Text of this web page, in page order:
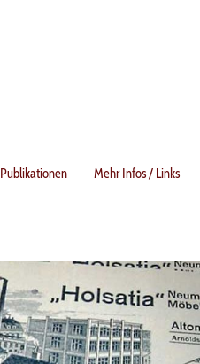
Publikationen Mehr Infos / Links